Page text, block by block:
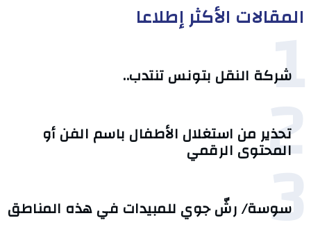
المقالات الأكثر إطلاعا
1
شركة النقل بتونس تنتدب..
2
تحذير من استغلال الأطفال باسم الفن أو
المحتوى الرقمي
3
سوسة/ رشّ جوي للمبيدات في هذه المناطق